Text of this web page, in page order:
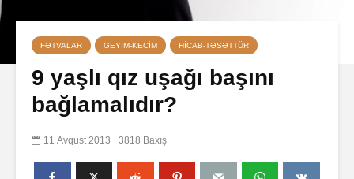
FƏTVALAR GEYIM-KECIM HICAB-TƏSƏTTÜR
9 yaşlı qız uşağı başını
bağlamalıdır?
11 Avqust 2013 3818 Baxış